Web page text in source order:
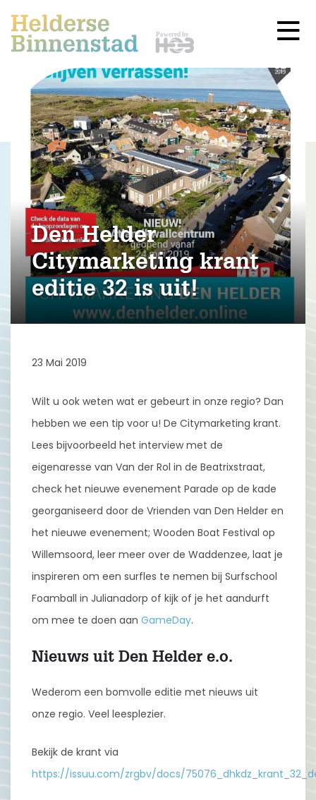
Den Helder
Citymarketing krant
editie 32 is uit!
23 Mai 2019
Wilt u ook weten wat er gebeurt in onze regio? Dan
hebben we een tip voor u! De Citymarketing krant.
Lees bijvoorbeeld het interview met de
eigenaresse van Van der Rol in de Beatrixstraat,
check het nieuwe evenement Parade op de kade
georganiseerd door de Vrienden van Den Helder en
het nieuwe evenement; Wooden Boat Festival op
Willemsoord, leer meer over de Waddenzee, laat je
inspireren om een surfles te nemen bij Surfschool
Foamball in Julianadorp of kijk of je het aandurft
om mee te doen aan GameDay.
Nieuws uit Den Helder e.o.
Wederom een bomvolle editie met nieuws uit
onze regio. Veel leesplezier.
Bekijk de krant via
https://issuu.com/zrgbv/docs/